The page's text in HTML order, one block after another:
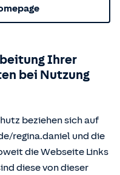
Ihrer
bei Nutzung
beziehen sich auf
regina.daniel und die
die Webseite Links
diese von dieser